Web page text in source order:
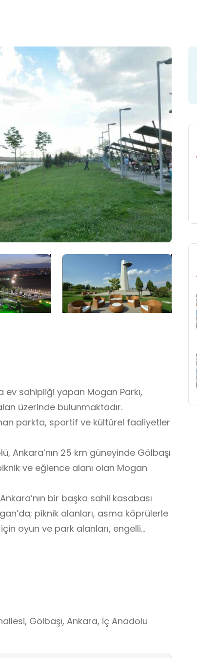
sahipliği yapan Mogan Parkı,
üzerinde bulunmaktadır.
parkta, sportif ve kültürel faaliyetler
Ankara’nın 25 km güneyinde Gölbaşı
ve eğlence alanı olan Mogan
bir başka sahil kasabası
piknik alanları, asma köprülerle
oyun ve park alanları, engelli
göl kenarındaki bu parkımızın
binası, kayıkhane, su deposu,
kulübü binaları da yine bu
Gölbaşı, Ankara, İç Anadolu